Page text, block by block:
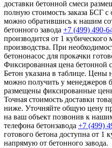
доставки бетонной смеси
полную стоимость заказа БСГ с
можно обратившись к нашим
бетонного завода +7 (499) 490-
производится от 1
производства. При
бетононасос для прокачки
Фиксированная цена бетонной
Бетон указана в таблице. Цены
можно получить у менеджеров
размещены фиксированные
Точная стоимость доставки
ниже. Уточняйте общую цену
на ваш объект позвонив к
телефона бетонзавода +7 (499)
готового бетона доступна от 1
напрямую от бетонного завода.